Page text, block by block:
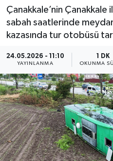
Çanakkale’nin Çanakkale
sabah saatlerinde
kazasında tur otobüsü
24.05.2026 - 11:10
YAYINLANMA
1 DK
OKUNMA
Magazin
Sağlık
Siyaset
Spor
Tüm Manşetler
Haber Arşivi